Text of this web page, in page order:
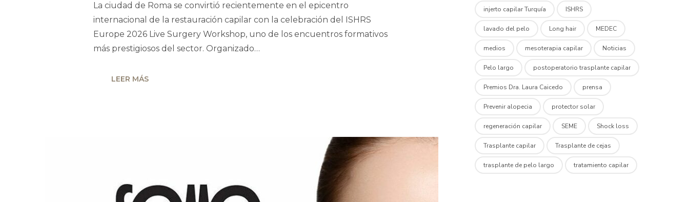
La ciudad de Roma se convirtió recientemente en el epicentro
internacional de la restauración capilar con la celebración del ISHRS
Europe 2026 Live Surgery Workshop, uno de los encuentros formativos
más prestigiosos del sector. Organizado…
LEER MÁS
injerto capilar Turquía ISHRS
lavado del pelo Long hair MEDEC
medios mesoterapia capilar Noticias
Pelo largo postoperatorio trasplante capilar
Premios Dra. Laura Caicedo prensa
Prevenir alopecia protector solar
regeneración capilar SEME Shock loss
Trasplante capilar Trasplante de cejas
trasplante de pelo largo tratamiento capilar